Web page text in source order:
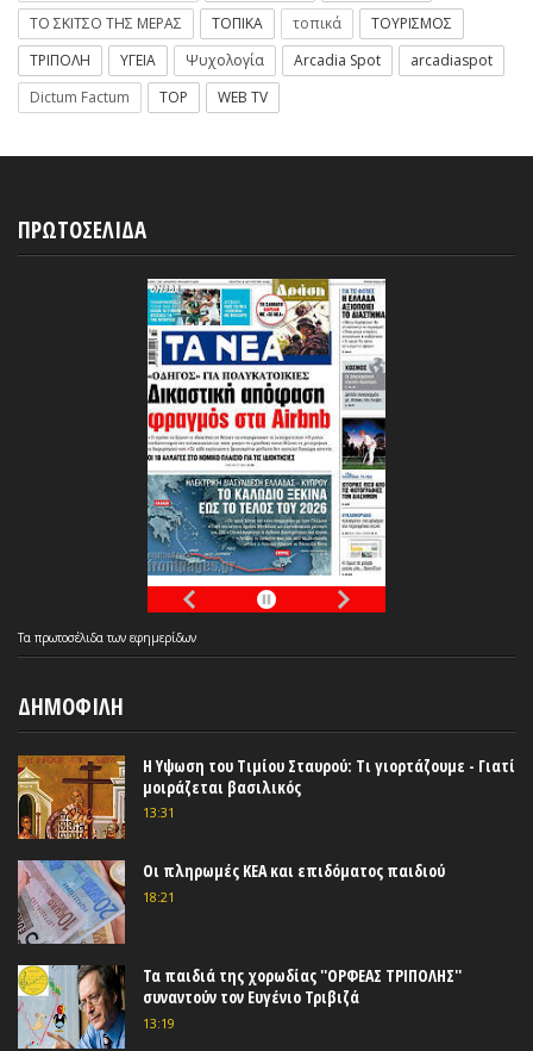
ΤΟ ΣΚΙΤΣΟ ΤΗΣ ΜΕΡΑΣ
ΤΟΠΙΚΑ τοπικά
ΤΟΥΡΙΣΜΟΣ
ΤΡΙΠΟΛΗ
ΥΓΕΙΑ Ψυχολογία Arcadia Spot
arcadiaspot
Dictum Factum
TOP WEB TV
ΠΡΩΤΟΣΕΛΙΔΑ
Τα πρωτοσέλιδατων εφημερίδων
ΔΗΜΟΦΙΛΗ
Η Υψωση του Τιμίου Σταυρού: Τι γιορτάζουμε - Γιατί
μοιράζεται βασιλικός
13:31
Οι πληρωμές ΚΕΑ και επιδόματος παιδιού
18:21
Τα παιδιά της χορωδίας ''ΟΡΦΕΑΣ ΤΡΙΠΟΛΗΣ''
συναντούν τον Ευγένιο Τριβιζά
13:19